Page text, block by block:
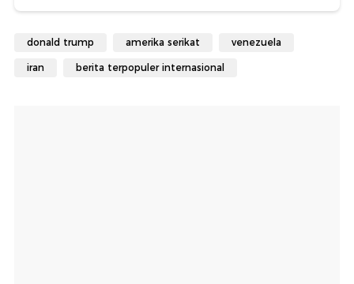
donald trump amerika serikat venezuela
iran berita terpopuler internasional